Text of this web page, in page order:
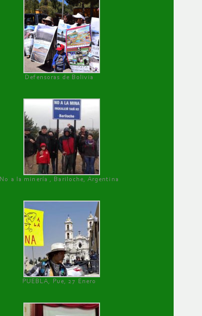
Defensoras de Bolivia
No a la minería , Bariloche, Argentina
PUEBLA, Pue, 27 Enero